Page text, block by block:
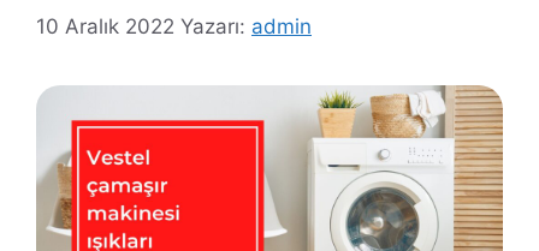
10 Aralık 2022 Yazarı: admin